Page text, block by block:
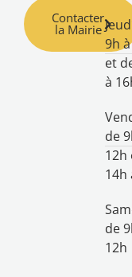
Contacter
la Mairie
9h
et
à
de
12h
14h
de
12h